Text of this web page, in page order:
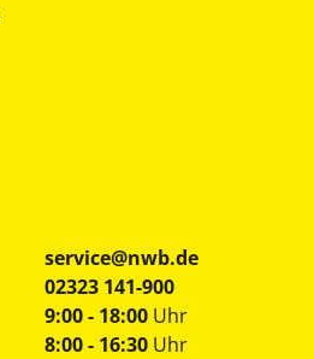
service@nwb.de
02323 141-900
9:00 - 18:00 Uhr
8:00 - 16:30 Uhr